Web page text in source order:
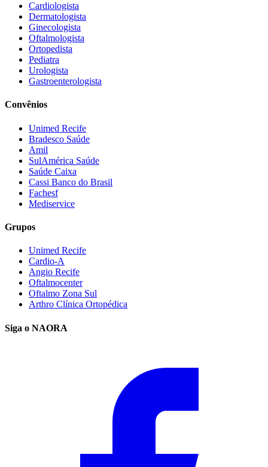
Cardiologista
Dermatologista
Ginecologista
Oftalmologista
Ortopedista
Pediatra
Urologista
Gastroenterologista
Convênios
Unimed Recife
Bradesco Saúde
Amil
SulAmérica Saúde
Saúde Caixa
Cassi Banco do Brasil
Fachesf
Mediservice
Grupos
Unimed Recife
Cardio-A
Angio Recife
Oftalmocenter
Oftalmo Zona Sul
Arthro Clínica Ortopédica
Siga o NAORA